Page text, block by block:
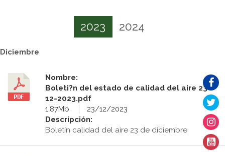
2023 2024
Diciembre
Nombre:
Boleti?n del estado de calidad del aire 23-
12-2023.pdf
1.87Mb
23/12/2023
Descripción:
Boletín calidad del aire 23 de diciembre